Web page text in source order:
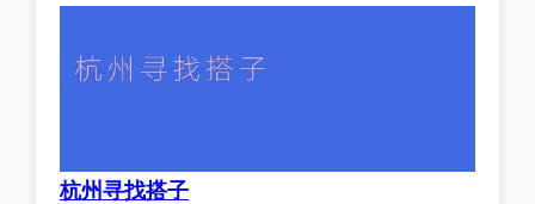
杭州寻找搭子